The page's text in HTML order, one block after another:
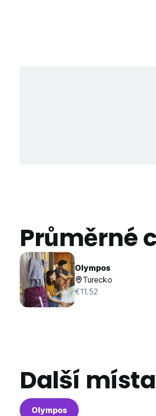
Průměrné
Olympos
Turecko
€11.52
Další
Olympos